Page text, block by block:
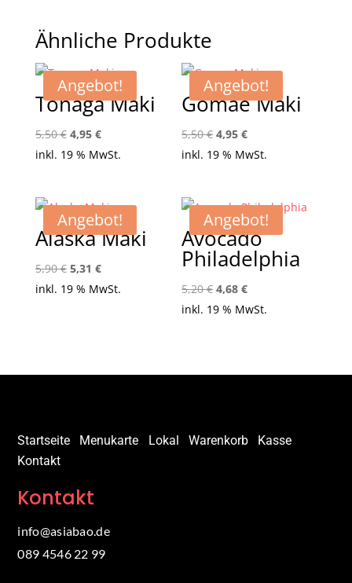
Ähnliche Produkte
Angebot!
Tonaga Maki
5,50€ Ursprünglicher
Preis
4,95 €Aktueller
Preis
inkl. 19 % MwSt.
Angebot!
Gomae Maki
5,50€ Ursprünglicher
Preis
4,95€Aktueller
Preis
inkl. 19 % MwSt.
Angebot!
Alaska Maki
5,90€ Ursprünglicher
Preis
5,31 €Aktueller
Preis
inkl. 19 % MwSt.
Angebot!
Avocado
Philadelphia
5,20€ Ursprünglicher
Preis
4,68€Aktueller
Preis
inkl. 19 % MwSt.
Startseite Menukarte Lokal Warenkorb
Kasse
Kontakt
Kontakt
info@asiabao.de
089 4546 22 99